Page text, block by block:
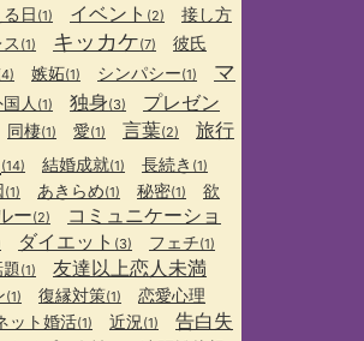
日 (1) イベント (2) 接し方
(1) キッカケ(7) 彼氏
嫉妬(1) シンパシー(1)
マ
人 (1) 独身(3)
プレゼン
同棲(1) 愛(1) 言葉(2) 旅行
(14) 結婚成就(1) 長続き (1)
(1) あきらめ(1) 秘密(1)
欲
ー(2)
コミュニケーショ
ダイエット (3) フェチ(1)
(1) 友達以上恋人未満
(1) 復縁対策(1) 恋愛心理
ット婚活(1) 近況 (1)
告白失